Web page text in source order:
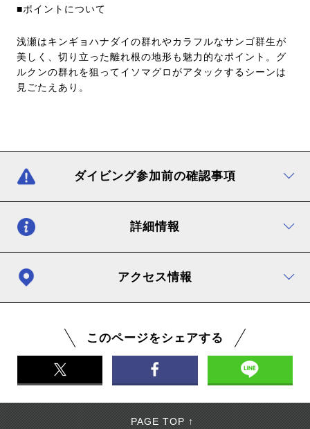
■ポイントについて
浅瀬はキンギョハナダイの群れやカラフルなサンゴ群生が
美しく、切り立った離れ根の地形も魅力的なポイント。グ
ルクンの群れを狙ってイソマグロがアタックするシーンは
見ごたえあり。
ダイビング参加前の確認事項
詳細情報
アクセス情報
このページをシェアする
PAGE TOP ↑